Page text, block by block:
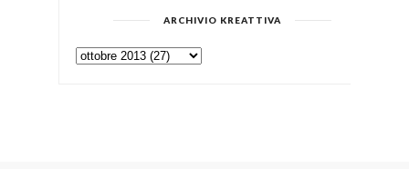
ARCHIVIO KREATTIVA